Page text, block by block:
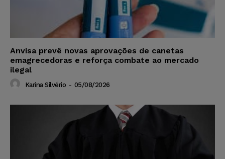
Anvisa prevê novas aprovações de canetas
emagrecedoras e reforça combate ao mercado
ilegal
Karina Silvério - 05/08/2026